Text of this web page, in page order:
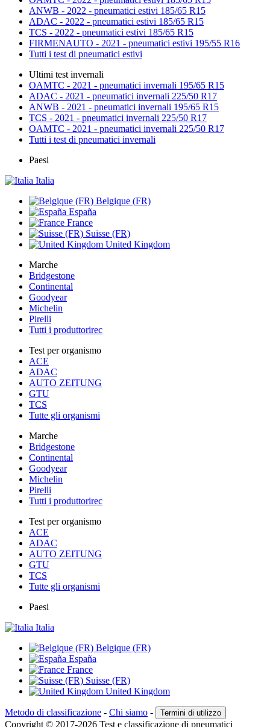
ANWB - 2022 - pneumatici estivi 185/65 R15
ADAC - 2022 - pneumatici estivi 185/65 R15
TCS - 2022 - pneumatici estivi 185/65 R15
FIRMENAUTO - 2021 - pneumatici estivi 195/55 R16
Tutti i test di pneumatici estivi
Ultimi test invernali
OAMTC - 2021 - pneumatici invernali 195/65 R15
ADAC - 2021 - pneumatici invernali 225/50 R17
ANWB - 2021 - pneumatici invernali 195/65 R15
TCS - 2021 - pneumatici invernali 225/50 R17
OAMTC - 2021 - pneumatici invernali 225/50 R17
Tutti i test di pneumatici invernali
Paesi
Italia
Belgique (FR)
España
France
Suisse (FR)
United Kingdom
Marche
Bridgestone
Continental
Goodyear
Michelin
Pirelli
Tutti i produttorirec
Test per organismo
ACE
ADAC
AUTO ZEITUNG
GTU
TCS
Tutte gli organismi
Marche
Bridgestone
Continental
Goodyear
Michelin
Pirelli
Tutti i produttorirec
Test per organismo
ACE
ADAC
AUTO ZEITUNG
GTU
TCS
Tutte gli organismi
Paesi
Italia
Belgique (FR)
España
France
Suisse (FR)
United Kingdom
Metodo di classificazione - Chi siamo - Termini di utilizzo
Copyright © 2017-2026 Test e classificazione di pneumatici